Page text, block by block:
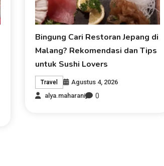
Bingung Cari Restoran Jepang di
Malang? Rekomendasi dan Tips
untuk Sushi Lovers
Travel
Agustus 4, 2026
alya.maharani
0